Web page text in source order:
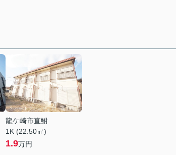
龍ケ崎市直鮒
1K (22.50㎡)
1.9万円